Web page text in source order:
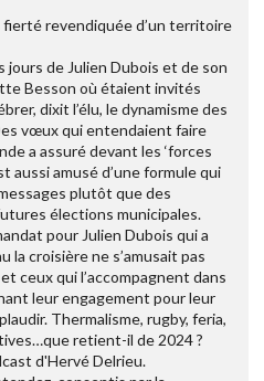
fierté revendiquée d’un territoire
de Julien Dubois et de son
Besson où étaient invités
dixit l’élu, le dynamisme des
vœux qui entendaient faire
a assuré devant les ‘forces
aussi amusé d’une formule qui
plutôt que des
élections municipales.
pour Julien Dubois qui a
la croisière ne s’amusait pas
ceux qui l’accompagnent dans
leur engagement pour leur
Thermalisme, rugby, feria,
retient-il de 2024 ?
d'Hervé Delrieu.